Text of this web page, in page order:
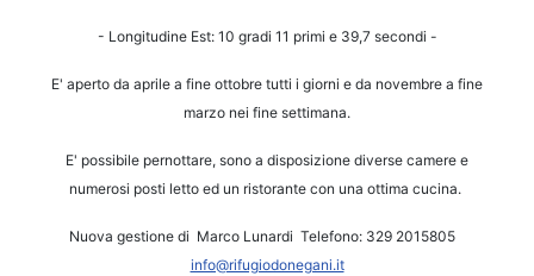
- Longitudine Est: 10 gradi 11 primi e 39,7 secondi -
E' aperto da aprile a fine ottobre tutti i giorni e da novembre a fine
marzo nei fine settimana.
E' possibile pernottare, sono a disposizione diverse camere e
numerosi posti letto ed un ristorante con una ottima cucina.
Nuova gestione di Marco Lunardi Telefono: 329 2015805
info@rifugiodonegani.it